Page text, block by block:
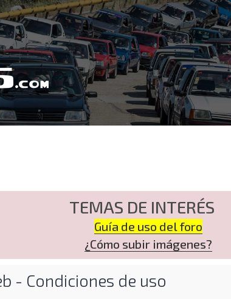
TEMAS DE INTERÉS
Guía de uso del foro
¿Cómo subir imágenes?
- Condiciones de uso